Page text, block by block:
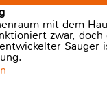
mit dem
zwar,
Sauger